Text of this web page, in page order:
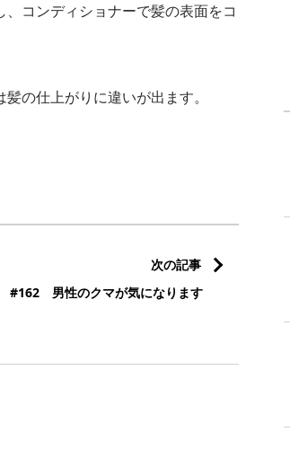
コンディショナーで髪の表面をコ
の仕上がりに違いが出ます。
次の記事
#162 男性のクマが気になります